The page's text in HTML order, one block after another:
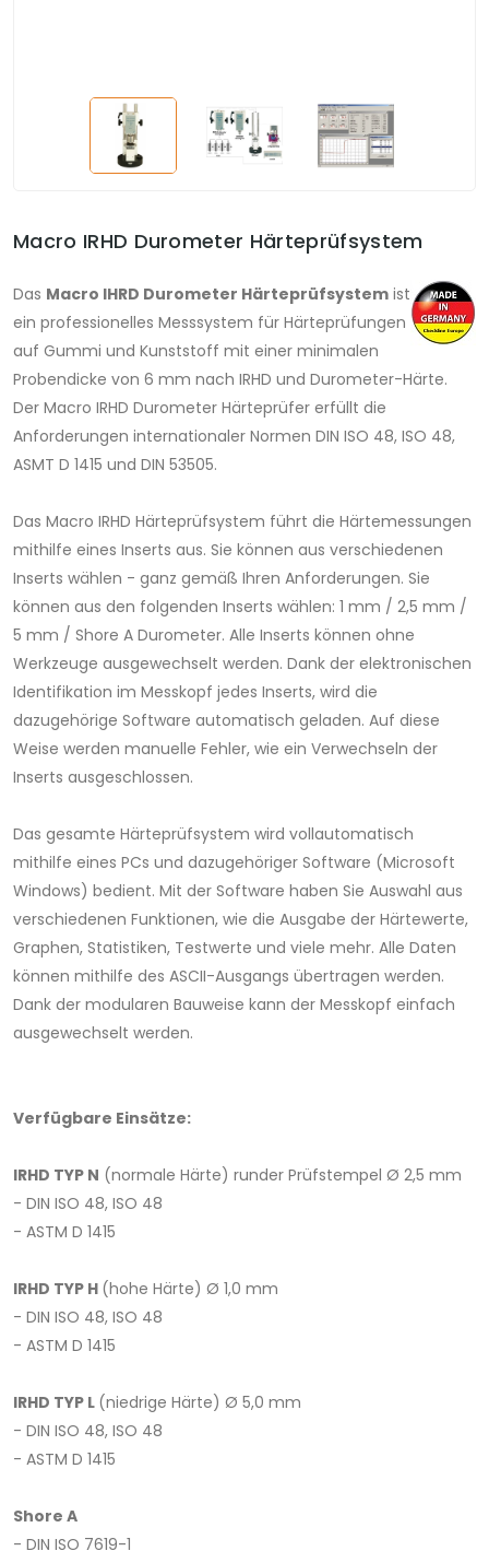
Macro IRHD Durometer Härteprüfsystem
Das Macro IHRD Durometer Härteprüfsystem ist
ein professionelles Messsystem für Härteprüfungen
auf Gummi und Kunststoff mit einer minimalen
Probendicke von 6 mm nach IRHD und Durometer-Härte.
Der Macro IRHD Durometer Härteprüfer erfüllt die
Anforderungen internationaler Normen DIN ISO 48, ISO 48,
ASMT D 1415 und DIN 53505.
Das Macro IRHD Härteprüfsystem führt die Härtemessungen
mithilfe eines Inserts aus. Sie können aus verschiedenen
Inserts wählen - ganz gemäß Ihren Anforderungen. Sie
können aus den folgenden Inserts wählen: 1 mm / 2,5 mm /
5 mm / Shore A Durometer. Alle Inserts können ohne
Werkzeuge ausgewechselt werden. Dank der elektronischen
Identifikation im Messkopf jedes Inserts, wird die
dazugehörige Software automatisch geladen. Auf diese
Weise werden manuelle Fehler, wie ein Verwechseln der
Inserts ausgeschlossen.
Das gesamte Härteprüfsystem wird vollautomatisch
mithilfe eines PCs und dazugehöriger Software (Microsoft
Windows) bedient. Mit der Software haben Sie Auswahl aus
verschiedenen Funktionen, wie die Ausgabe der Härtewerte,
Graphen, Statistiken, Testwerte und viele mehr. Alle Daten
können mithilfe des ASCII-Ausgangs übertragen werden.
Dank der modularen Bauweise kann der Messkopf einfach
ausgewechselt werden.
Verfügbare Einsätze:
IRHD TYP N (normale Härte) runder Prüfstempel Ø 2,5 mm
- DIN ISO 48, ISO 48
- ASTM D 1415
IRHD TYP H (hohe Härte) Ø 1,0 mm
- DIN ISO 48, ISO 48
- ASTM D 1415
IRHD TYP L (niedrige Härte) Ø 5,0 mm
- DIN ISO 48, ISO 48
- ASTM D 1415
Shore A
- DIN ISO 7619-1